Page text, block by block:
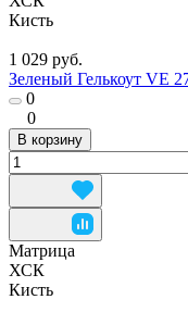
Кисть
1 029 руб.
Зеленый Гелькоут VE
0
0
В корзину
Матрица
ХСК
Кисть